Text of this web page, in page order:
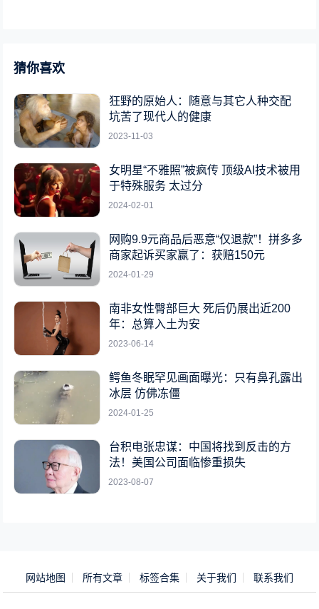
猜你喜欢
狂野的原始人：随意与其它人种交配
坑苦了现代人的健康
2023-11-03
女明星“不雅照”被疯传 顶级AI技术被用
于特殊服务 太过分
2024-02-01
网购9.9元商品后恶意“仅退款”！拼多多
商家起诉买家赢了：获赔150元
2024-01-29
南非女性臀部巨大 死后仍展出近200
年：总算入土为安
2023-06-14
鳄鱼冬眠罕见画面曝光：只有鼻孔露出
冰层 仿佛冻僵
2024-01-25
台积电张忠谋：中国将找到反击的方
法！美国公司面临惨重损失
2023-08-07
网站地图 所有文章 标签合集 关于我们 联系我们